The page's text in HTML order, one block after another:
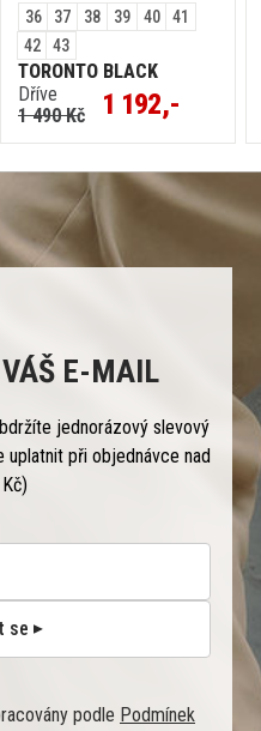
36 37 38 39 40
41
42
43
TORONTO BLACK
Dříve
1 490 Kč
1 192,-
E-MAIL
jednorázový slevový
uplatnit při objednávce nad
se
podle Podmínek